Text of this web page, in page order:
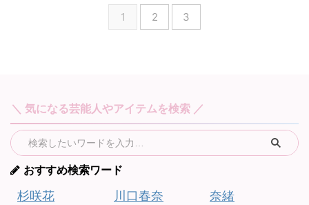
1 2 3
＼ 気になる芸能人やアイテムを検索 ／
おすすめ検索ワード
杉咲花 川口春奈 奈緒